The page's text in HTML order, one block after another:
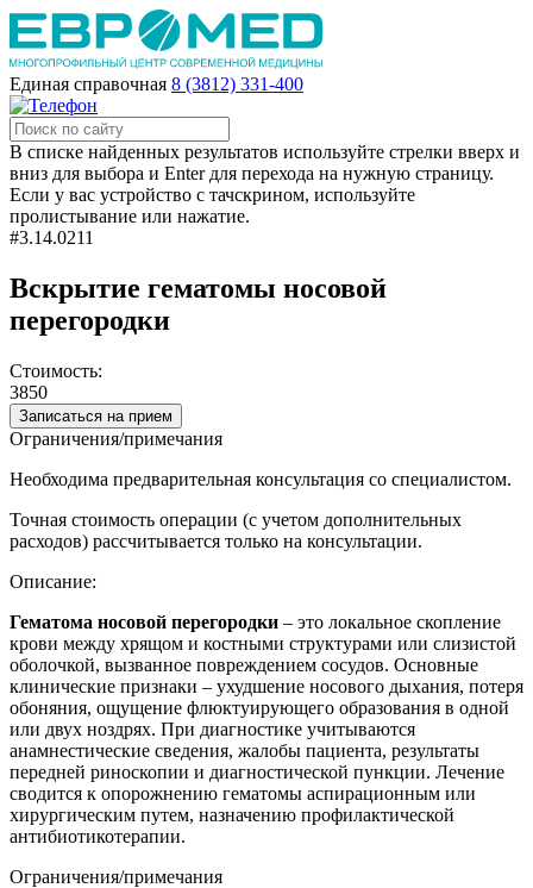
Единая справочная 8 (3812) 331-400
В списке найденных результатов используйте стрелки вверх и
вниз для выбора и Enter для перехода на нужную страницу.
Если у вас устройство с тачскрином, используйте
пролистывание или нажатие.
#3.14.0211
Вскрытие гематомы носовой
перегородки
Стоимость:
3850
Записаться на прием
Ограничения/примечания
Необходима предварительная консультация со специалистом.
Точная стоимость операции (с учетом дополнительных
расходов) рассчитывается только на консультации.
Описание:
Гематома носовой перегородки – это локальное скопление
крови между хрящом и костными структурами или слизистой
оболочкой, вызванное повреждением сосудов. Основные
клинические признаки – ухудшение носового дыхания, потеря
обоняния, ощущение флюктуирующего образования в одной
или двух ноздрях. При диагностике учитываются
анамнестические сведения, жалобы пациента, результаты
передней риноскопии и диагностической пункции. Лечение
сводится к опорожнению гематомы аспирационным или
хирургическим путем, назначению профилактической
антибиотикотерапии.
Ограничения/примечания